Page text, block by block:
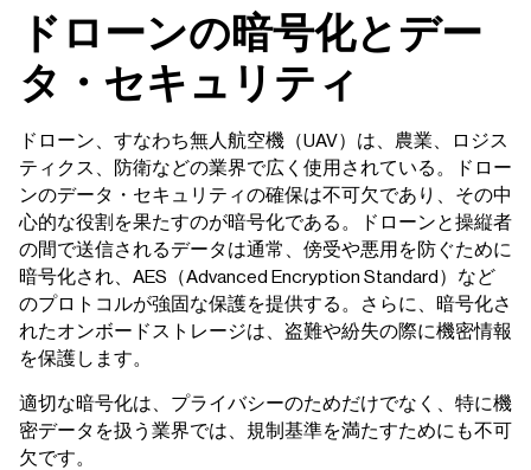
ドローンの暗号化とデー
タ・セキュリティ
ドローン、すなわち無人航空機（UAV）は、農業、ロジス
ティクス、防衛などの業界で広く使用されている。ドロー
ンのデータ・セキュリティの確保は不可欠であり、その中
心的な役割を果たすのが暗号化である。ドローンと操縦者
の間で送信されるデータは通常、傍受や悪用を防ぐために
暗号化され、AES（Advanced Encryption Standard）など
のプロトコルが強固な保護を提供する。さらに、暗号化さ
れたオンボードストレージは、盗難や紛失の際に機密情報
を保護します。
適切な暗号化は、プライバシーのためだけでなく、特に機
密データを扱う業界では、規制基準を満たすためにも不可
欠です。